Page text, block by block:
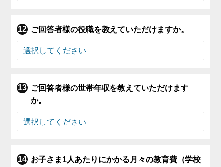
ご回答者様の役職を教えていただけますか。
ご回答者様の世帯年収を教えていただけます
か。
お子さま1人あたりにかかる月々の教育費（学校